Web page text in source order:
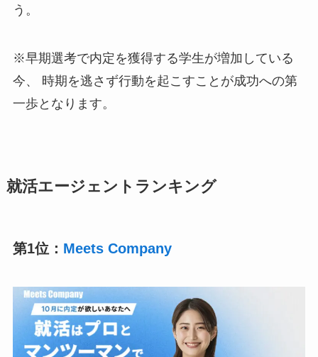
う。
※早期選考で内定を獲得する学生が増加している
今、 時期を逃さず行動を起こすことが成功への第
一歩となります。
就活エージェントランキング
第1位： Meets Company